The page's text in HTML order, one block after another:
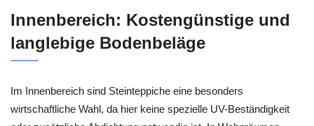
Innenbereich: Kostengünstige und
langlebige Bodenbeläge
Im Innenbereich sind Steinteppiche eine besonders
wirtschaftliche Wahl, da hier keine spezielle UV-Beständigkeit